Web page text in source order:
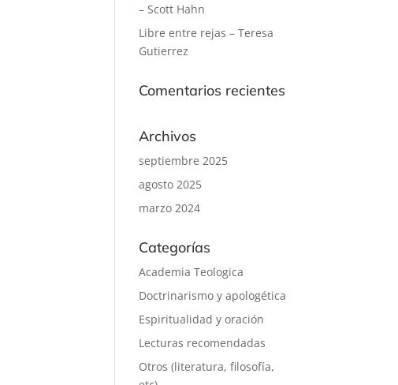
– Scott Hahn
Libre entre rejas – Teresa
Gutierrez
Comentarios recientes
Archivos
septiembre 2025
agosto 2025
marzo 2024
Categorías
Academia Teologica
Doctrinarismo y apologética
Espiritualidad y oración
Lecturas recomendadas
Otros (literatura, filosofía,